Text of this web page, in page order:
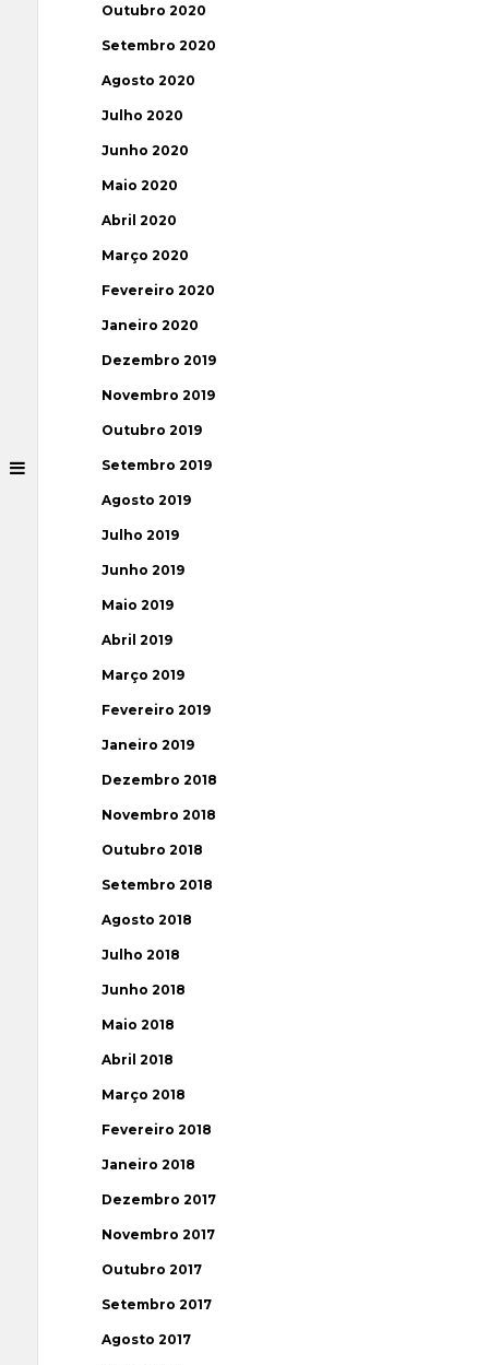
Outubro 2020
Setembro 2020
Agosto 2020
Julho 2020
Junho 2020
Maio 2020
Abril 2020
Março 2020
Fevereiro 2020
Janeiro 2020
Dezembro 2019
Novembro 2019
Outubro 2019
Setembro 2019
Agosto 2019
Julho 2019
Junho 2019
Maio 2019
Abril 2019
Março 2019
Fevereiro 2019
Janeiro 2019
Dezembro 2018
Novembro 2018
Outubro 2018
Setembro 2018
Agosto 2018
Julho 2018
Junho 2018
Maio 2018
Abril 2018
Março 2018
Fevereiro 2018
Janeiro 2018
Dezembro 2017
Novembro 2017
Outubro 2017
Setembro 2017
Agosto 2017